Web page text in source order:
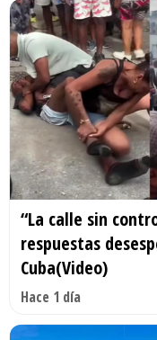
“La calle sin
respuestas
Cuba(Video)
Hace 1 día